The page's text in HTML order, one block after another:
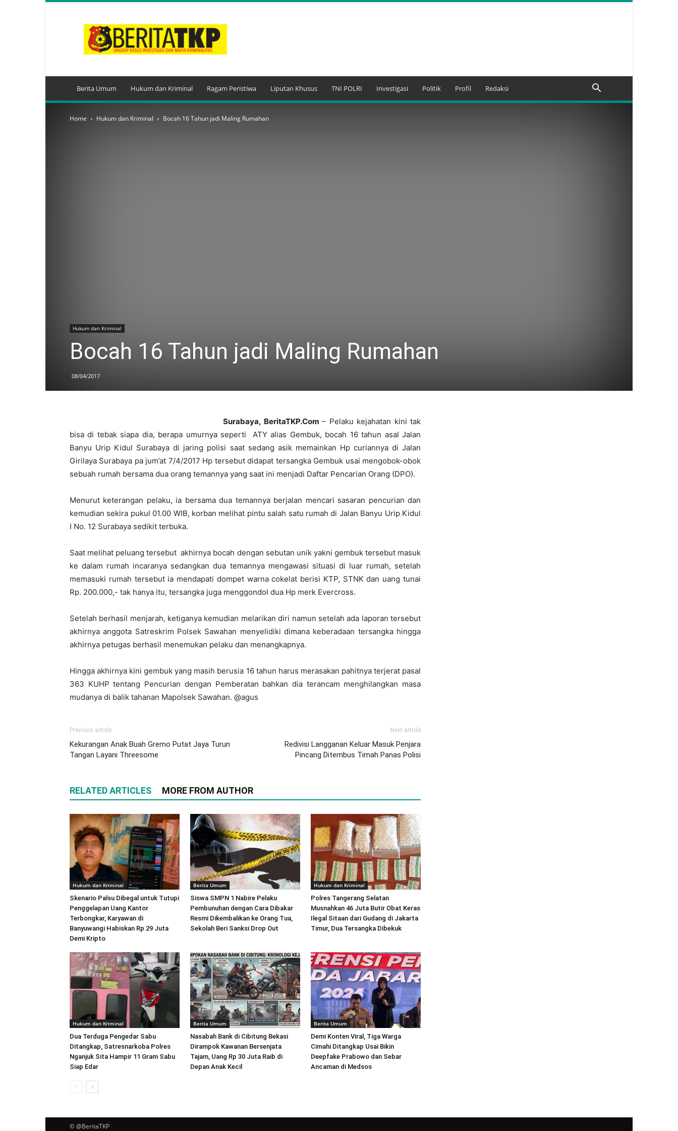
Berita Umum Hukum dan Kriminal Ragam Peristiwa Liputan Khusus TNI POLRI Investigasi Politik Profil Redaksi
Home Hukum dan Kriminal Bocah 16 Tahun jadi Maling Rumahan
Hukum dan Kriminal
Bocah 16 Tahun jadi Maling Rumahan
08/04/2017
Surabaya, BeritaTKP.Com – Pelaku kejahatan kini tak
bisa di tebak siapa dia, berapa umurnya seperti ATY alias Gembuk, bocah 16 tahun asal Jalan
Banyu Urip Kidul Surabaya di jaring polisi saat sedang asik memainkan Hp curiannya di Jalan
Girilaya Surabaya pa jum’at 7/4/2017 Hp tersebut didapat tersangka Gembuk usai mengobok-obok
sebuah rumah bersama dua orang temannya yang saat ini menjadi Daftar Pencarian Orang (DPO).
Menurut keterangan pelaku, ia bersama dua temannya berjalan mencari sasaran pencurian dan
kemudian sekira pukul 01.00 WIB, korban melihat pintu salah satu rumah di Jalan Banyu Urip Kidul
I No. 12 Surabaya sedikit terbuka.
Saat melihat peluang tersebut akhirnya bocah dengan sebutan unik yakni gembuk tersebut masuk
ke dalam rumah incaranya sedangkan dua temannya mengawasi situasi di luar rumah, setelah
memasuki rumah tersebut ia mendapati dompet warna cokelat berisi KTP, STNK dan uang tunai
Rp. 200.000,- tak hanya itu, tersangka juga menggondol dua Hp merk Evercross.
Setelah berhasil menjarah, ketiganya kemudian melarikan diri namun setelah ada laporan tersebut
akhirnya anggota Satreskrim Polsek Sawahan menyelidiki dimana keberadaan tersangka hingga
akhirnya petugas berhasil menemukan pelaku dan menangkapnya.
Hingga akhirnya kini gembuk yang masih berusia 16 tahun harus merasakan pahitnya terjerat pasal
363 KUHP tentang Pencurian dengan Pemberatan bahkan dia terancam menghilangkan masa
mudanya di balik tahanan Mapolsek Sawahan. @agus
Previous article
Kekurangan Anak Buah Gremo Putat Jaya Turun
Tangan Layani Threesome
Next article
Redivisi Langganan Keluar Masuk Penjara
Pincang Ditembus Timah Panas Polisi
RELATED ARTICLES MORE FROM AUTHOR
Hukum dan Kriminal
Skenario Palsu Dibegal untuk Tutupi
Penggelapan Uang Kantor
Terbongkar, Karyawan di
Banyuwangi Habiskan Rp 29 Juta
Demi Kripto
Berita Umum
Siswa SMPN 1 Nabire Pelaku
Pembunuhan dengan Cara Dibakar
Resmi Dikembalikan ke Orang Tua,
Sekolah Beri Sanksi Drop Out
Hukum dan Kriminal
Polres Tangerang Selatan
Musnahkan 46 Juta Butir Obat Keras
Ilegal Sitaan dari Gudang di Jakarta
Timur, Dua Tersangka Dibekuk
Hukum dan Kriminal
Dua Terduga Pengedar Sabu
Ditangkap, Satresnarkoba Polres
Nganjuk Sita Hampir 11 Gram Sabu
Siap Edar
Berita Umum
Nasabah Bank di Cibitung Bekasi
Dirampok Kawanan Bersenjata
Tajam, Uang Rp 30 Juta Raib di
Depan Anak Kecil
Berita Umum
Demi Konten Viral, Tiga Warga
Cimahi Ditangkap Usai Bikin
Deepfake Prabowo dan Sebar
Ancaman di Medsos
© @BeritaTKP